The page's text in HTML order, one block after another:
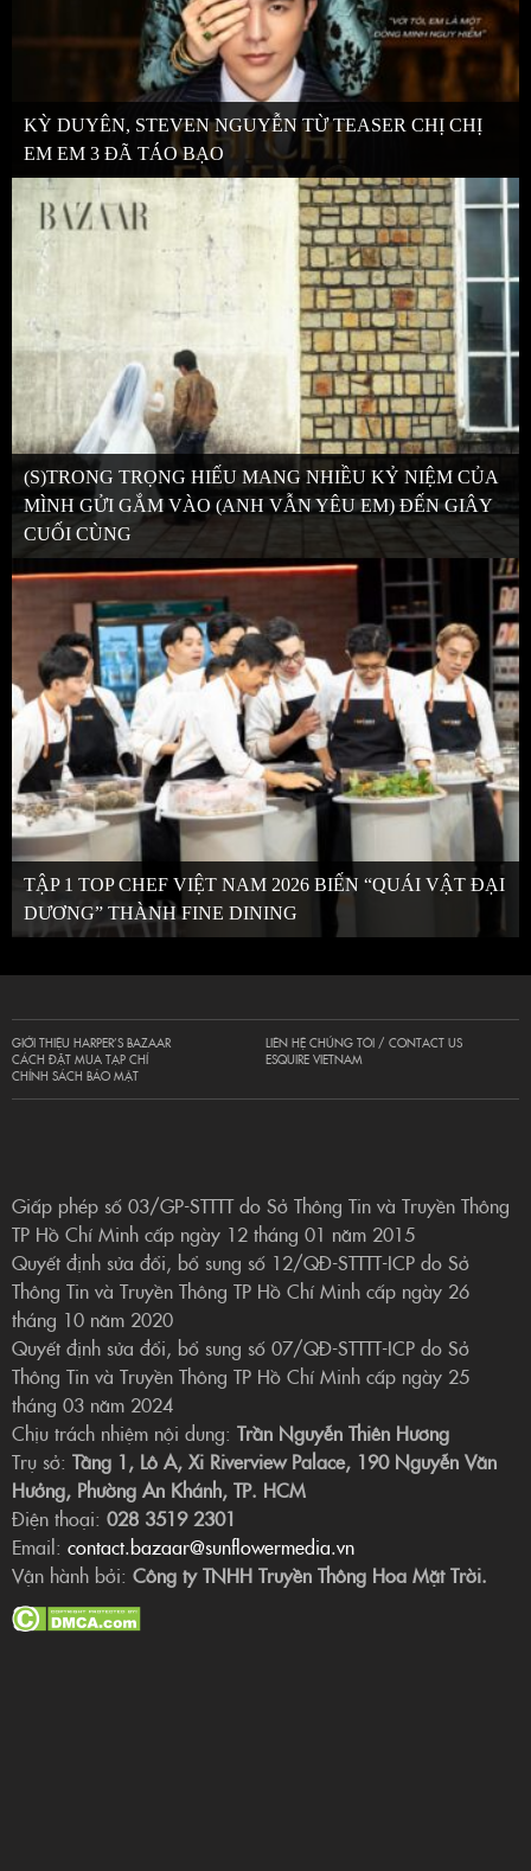
KỲ DUYÊN, STEVEN NGUYỄN TỪ TEASER CHỊ CHỊ
EM EM 3 ĐÃ TÁO BẠO
(S)TRONG TRỌNG HIẾU MANG NHIỀU KỶ NIỆM CỦA
MÌNH GỬI GẮM VÀO (ANH VẪN YÊU EM) ĐẾN GIÂY
CUỐI CÙNG
TẬP 1 TOP CHEF VIỆT NAM 2026 BIẾN “QUÁI VẬT ĐẠI
DƯƠNG” THÀNH FINE DINING
GIỚI THIỆU HARPER’S BAZAAR
CÁCH ĐẶT MUA TẠP CHÍ
CHÍNH SÁCH BẢO MẬT
LIÊN HỆ CHÚNG TÔI / CONTACT US
ESQUIRE VIETNAM
Giấp phép số 03/GP-STTTT do Sở Thông Tin và Truyền Thông
TP Hồ Chí Minh cấp ngày 12 tháng 01 năm 2015
Quyết định sửa đổi, bổ sung số 12/QĐ-STTTT-ICP do Sở
Thông Tin và Truyền Thông TP Hồ Chí Minh cấp ngày 26
tháng 10 năm 2020
Quyết định sửa đổi, bổ sung số 07/QĐ-STTTT-ICP do Sở
Thông Tin và Truyền Thông TP Hồ Chí Minh cấp ngày 25
tháng 03 năm 2024
Chịu trách nhiệm nội dung: Trần Nguyễn Thiên Hương
Trụ sở: Tầng 1, Lô A, Xi Riverview Palace, 190 Nguyễn Văn
Hưởng, Phường An Khánh, TP. HCM
Điện thoại: 028 3519 2301
Email: contact.bazaar@sunflowermedia.vn
Vận hành bởi: Công ty TNHH Truyền Thông Hoa Mặt Trời.